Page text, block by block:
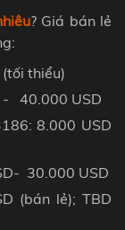
? Giá bán lẻ
(tối thiểu)
- 40. 000 USD
8.000 USD
- 30. 000 USD
(bán lẻ); TBD